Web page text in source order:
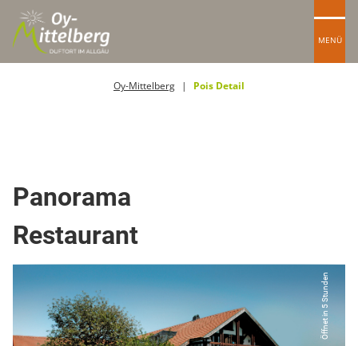
MENÜ
Oy-Mittelberg Pois Detail
Panorama
Restaurant
Öffnet in 5 Stunden